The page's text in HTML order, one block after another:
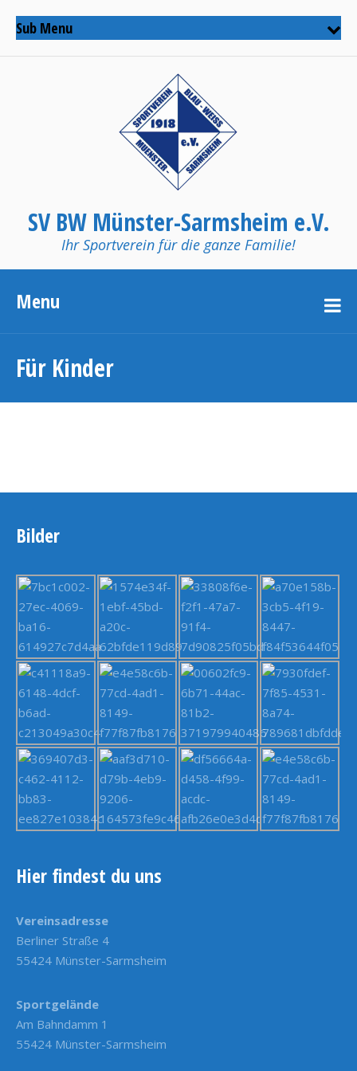
Sub Menu
SV BW Münster-Sarmsheim e.V.
Ihr Sportverein für die ganze Familie!
Menu
Für Kinder
Bilder
Hier findest du uns
Vereinsadresse
Berliner Straße 4
55424 Münster-Sarmsheim
Sportgelände
Am Bahndamm 1
55424 Münster-Sarmsheim